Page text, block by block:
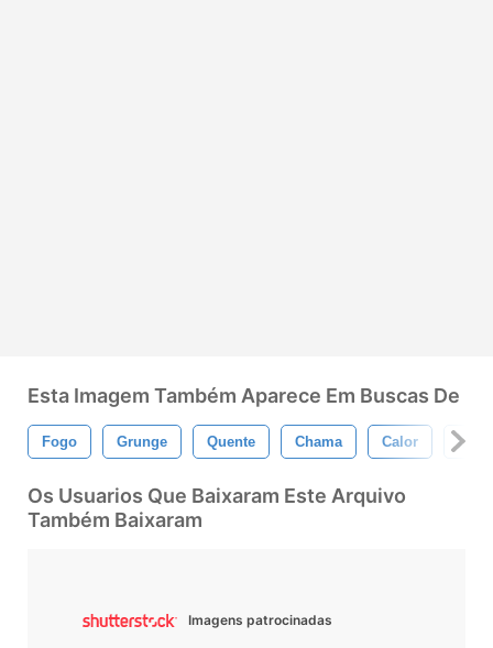
Esta Imagem Também Aparece Em Buscas De
Fogo Grunge Quente Chama Calor
Os Usuarios Que Baixaram Este Arquivo
Também Baixaram
Imagens patrocinadas